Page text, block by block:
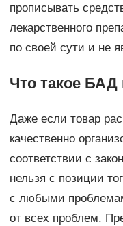
прописывать
лекарственного
по своей сути и не
Что такое БАД
Даже если товар
качественно
соответствии с
нельзя с позиции
с любыми
от всех проблем.